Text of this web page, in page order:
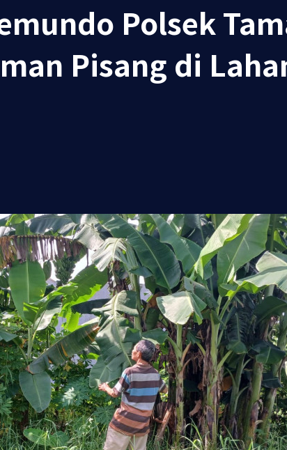
Polsek
Pisang di